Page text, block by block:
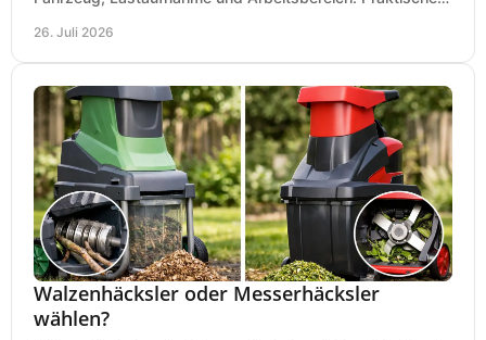
26. Juli 2026
Walzenhäcksler oder Messerhäcksler
wählen?